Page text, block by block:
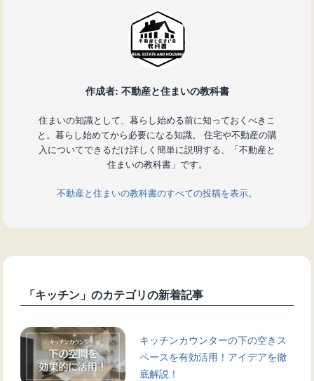
作成者: 不動産と住まいの教科書
住まいの知識として、暮らし始める前に知っておくべきこ
と。暮らし始めてから必要になる知識。 住宅や不動産の購
入についてできるだけ詳しく簡単に説明する、「不動産と
住まいの教科書」です。
不動産と住まいの教科書のすべての投稿を表示。
「キッチン」のカテゴリの新着記事
キッチンカウンターの下の空きス
ペースを有効活用！アイデアを徹
底解説！